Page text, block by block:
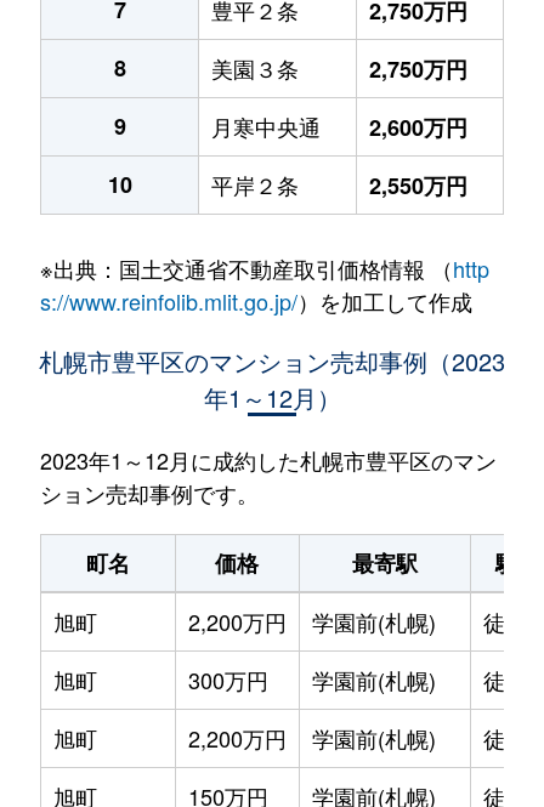
7 豊平２条
2,750万円
8
美園３条
2,750万円
9
月寒中央通
2,600万円
10
平岸２条 2,550万円
※出典：国土交通省不動産取引価格情報 （http
s://www.reinfolib.mlit.go.jp/）を加工して作成
札幌市豊平区のマンション売却事例（2023
年1～12月）
2023年1～12月に成約した札幌市豊平区のマン
ション売却事例です。
町名 価格 最寄駅
駅
旭町
2,200万円 学園前(札幌)
徒歩
旭町
300万円 学園前(札幌)
徒歩
旭町
2,200万円 学園前(札幌)
徒歩
旭町
150万円 学園前(札幌)
徒歩